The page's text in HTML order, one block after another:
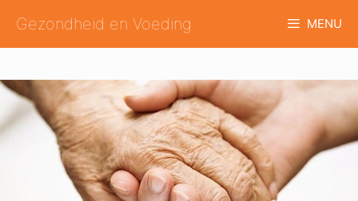
naar
de
Gezondheid en Voeding MENU